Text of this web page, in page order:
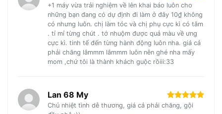
+1 máy vừa trải nghiệm về lên khai báo luôn cho
những bạn đang có dự định đi làm ở đây 10₫ không
có nhưng luôn. chị làm tóc và chị phụ cực kì có tâm
. tỉ mỉ từng chút . tớ nhuộm được quả màu về ưng
cực kì. tinh tế đến từng hành động luôn nha. giá cả
phải chăng lắmmm lắmmm luôn nên ghé nha mấy
mom ,chứ tôi là thành khách guộc rồiii:33
Lan 68 My
Chủ nhiệt tình dễ thương, giá cả phải chăng, gội